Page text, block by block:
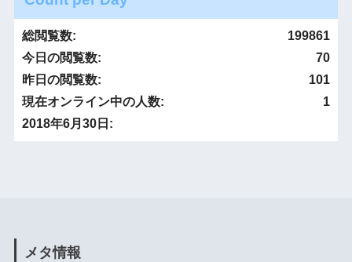
199861
総閲覧数:
70
今日の閲覧数:
101
昨日の閲覧数:
1
現在オンライン中の人数:
2018年6月30日:
メタ情報